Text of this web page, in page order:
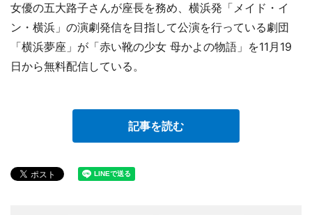
女優の五大路子さんが座長を務め、横浜発「メイド・イ
ン・横浜」の演劇発信を目指して公演を行っている劇団
「横浜夢座」が「赤い靴の少女 母かよの物語」を11月19
日から無料配信している。
記事を読む